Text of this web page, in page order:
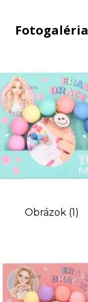
Fotogaléria
Obrázok (1)